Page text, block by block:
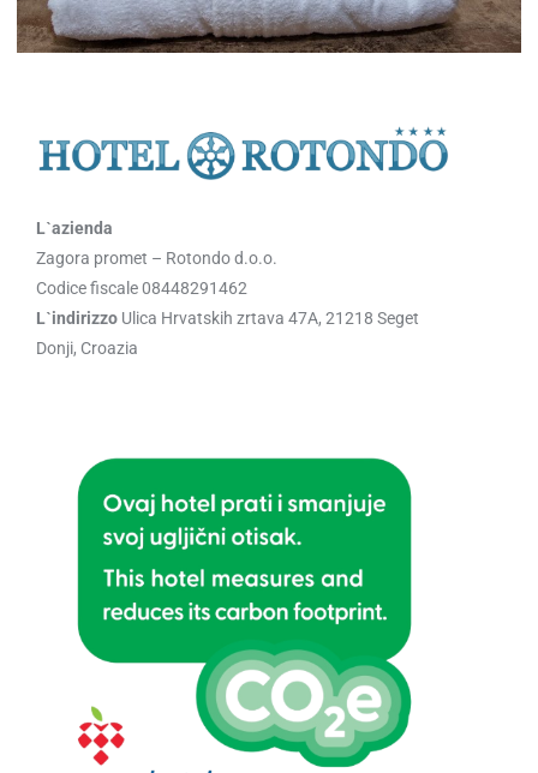
Lˋazienda
Zagora promet – Rotondo d.o.o.
Codice fiscale 08448291462
Lˋindirizzo Ulica Hrvatskih zrtava 47A, 21218 Seget
Donji, Croazia